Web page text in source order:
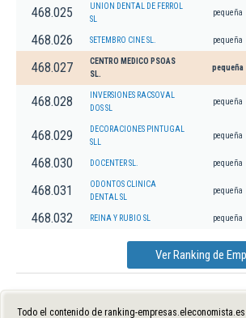
468.025
UNION DENTAL DE FERROL
SL
pequeña
468.026 SETEMBRO CINE SL. pequeña
468.027
CENTRO MEDICO PSOAS
SL.
pequeña
468.028
INVERSIONES RACSOVAL
DOS SL
pequeña
468.029
DECORACIONES PINTUGAL
SLL
pequeña
468.030 DOCENTER SL. pequeña
468.031
ODONTOS CLINICA
DENTAL SL
pequeña
468.032 REINA Y RUBIO SL pequeña
Ver Ranking de
Todo el contenido de ranking-